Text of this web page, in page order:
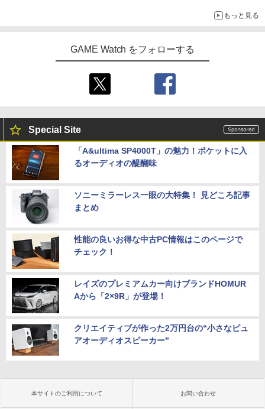
もっと見る
GAME Watch をフォローする
Special Site
「A&ultima SP4000T」の魅力！ポケットに入
るオーディオの醍醐味
ソニーミラーレス一眼の大特集！ 見どころ記事
まとめ
性能の良いお得な中古PC情報はこのページで
チェック！
レイズのプレミアムカー向けブランドHOMUR
Aから「2×9R」が登場！
クリエイティブが作った2万円台の“小さなピュ
アオーディオスピーカー”
本サイトのご利用について お問い合わせ